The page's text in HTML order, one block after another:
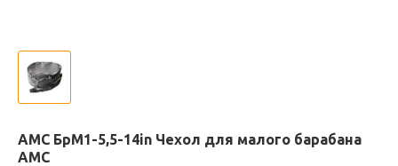
AMC БрМ1-5,5-14in Чехол для малого барабана
АМС